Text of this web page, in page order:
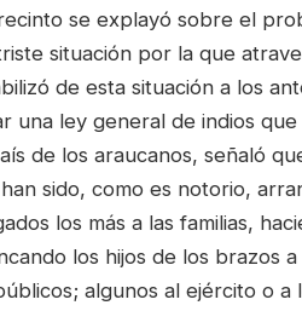
se explayó sobre el
situación por la que
de esta situación a los
una ley general de indios
de los araucanos, señaló
sido, como es notorio,
los más a las familias,
los hijos de los brazos
algunos al ejército o a